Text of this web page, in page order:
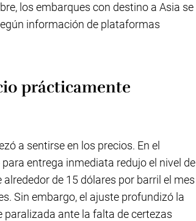
los embarques con destino a Asia se
información de plataformas
prácticamente
a sentirse en los precios. En el
para entrega inmediata redujo el nivel de
alrededor de 15 dólares por barril el mes
Sin embargo, el ajuste profundizó la
ante la falta de certezas